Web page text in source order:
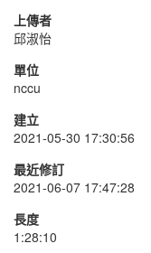
上傳者
邱淑怡
單位
nccu
建立
2021-05-30 17:30:56
最近修訂
2021-06-07 17:47:28
長度
1:28:10